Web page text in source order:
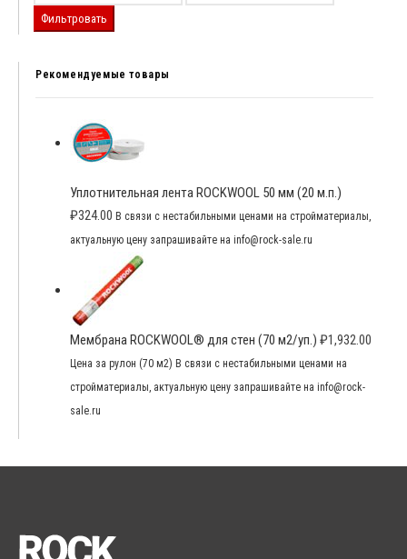
Фильтровать
Рекомендуемые товары
Уплотнительная лента ROCKWOOL 50 мм (20 м.п.)
₽324.00 В связи с нестабильными ценами на стройматериалы,
актуальную цену запрашивайте на info@rock-sale.ru
Мембрана ROCKWOOL® для стен (70 м2/уп.) ₽1,932.00
Цена за рулон (70 м2) В связи с нестабильными ценами на
стройматериалы, актуальную цену запрашивайте на info@rock-
sale.ru